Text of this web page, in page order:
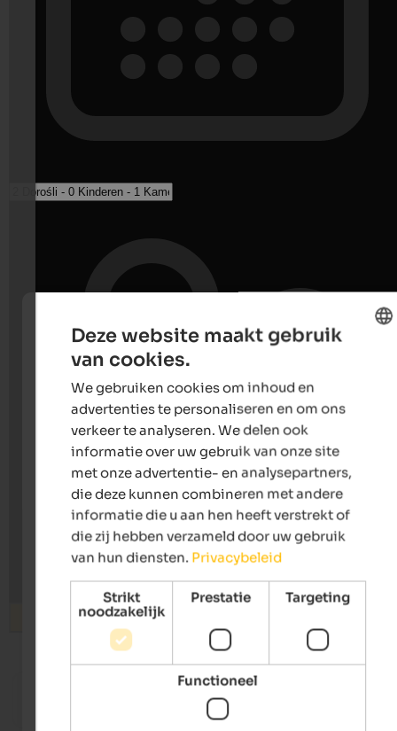
Gourmet hotel | Welsberg-Taisten at Mt. Kronplatz
Deze website maakt gebruik
van cookies.
We gebruiken cookies om inhoud en
advertenties te personaliseren en om ons
verkeer te analyseren. We delen ook
informatie over uw gebruik van onze site
met onze advertentie- en analysepartners,
die deze kunnen combineren met andere
informatie die u aan hen heeft verstrekt of
die zij hebben verzameld door uw gebruik
van hun diensten. Privacybeleid
Strikt
noodzakelijk
Prestatie Targeting
Functioneel